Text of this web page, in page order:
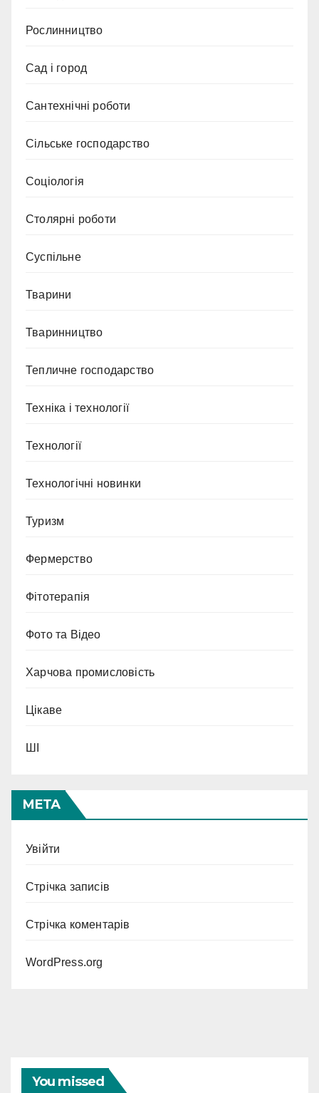
Рослинництво
Сад і город
Сантехнічні роботи
Сільське господарство
Соціологія
Столярні роботи
Суспільне
Тварини
Тваринництво
Тепличне господарство
Техніка і технології
Технології
Технологічні новинки
Туризм
Фермерство
Фітотерапія
Фото та Відео
Харчова промисловість
Цікаве
ШІ
МЕТА
Увійти
Стрічка записів
Стрічка коментарів
WordPress.org
You missed